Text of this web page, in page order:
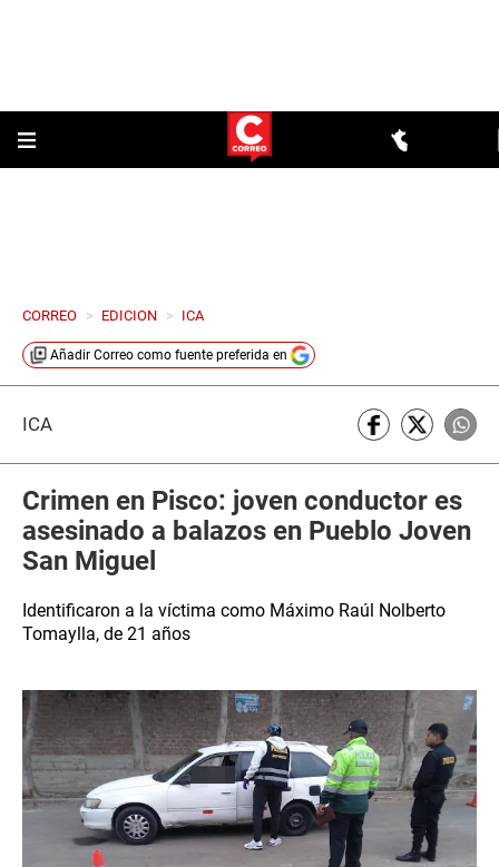
CORREO > EDICION > ICA
Añadir Correo como fuente preferida en
ICA
Crimen en Pisco: joven conductor es
asesinado a balazos en Pueblo Joven
San Miguel
Identificaron a la víctima como Máximo Raúl Nolberto
Tomaylla, de 21 años